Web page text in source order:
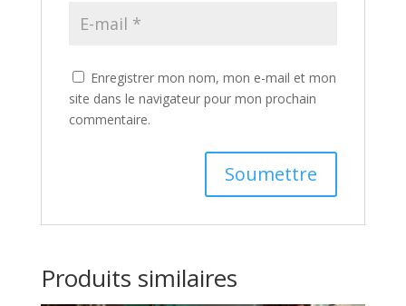
Enregistrer mon nom, mon e-mail et mon
site dans le navigateur pour mon prochain
commentaire.
Produits similaires